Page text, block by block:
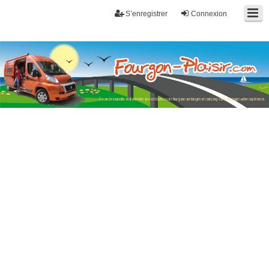
Connexion
S’enregistrer
Fourgon-plaisir.com
Forum de conseils et d'entraide des utilisateurs de fourgons, fourgons
aménagés, vans et de camping-car. Partagez votre expérience.